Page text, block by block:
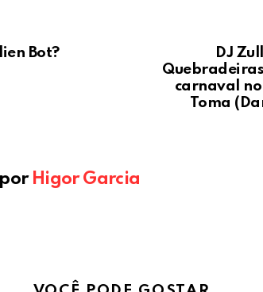
Bot?
DJ
carnaval no
Toma
por Higor Garcia